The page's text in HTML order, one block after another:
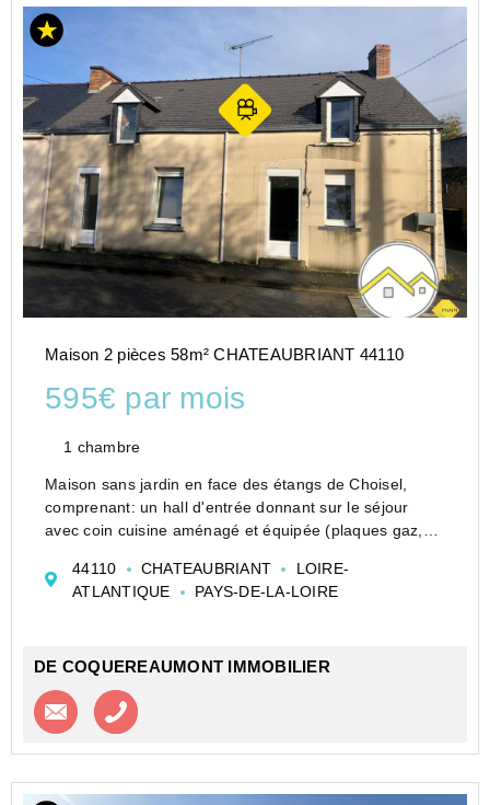
Maison 2 pièces 58m² CHATEAUBRIANT 44110
595€ par mois
1 chambre
Maison sans jardin en face des étangs de Choisel,
comprenant: un hall d'entrée donnant sur le séjour
avec coin cuisine aménagé et équipée (plaques gaz,
salle d'eau, wc séparés.
Chauffage au gaz ...
44110 CHATEAUBRIANT
LOIRE-
ATLANTIQUE
PAYS-DE-LA-LOIRE
DE COQUEREAUMONT IMMOBILIER
Contacter l'agence